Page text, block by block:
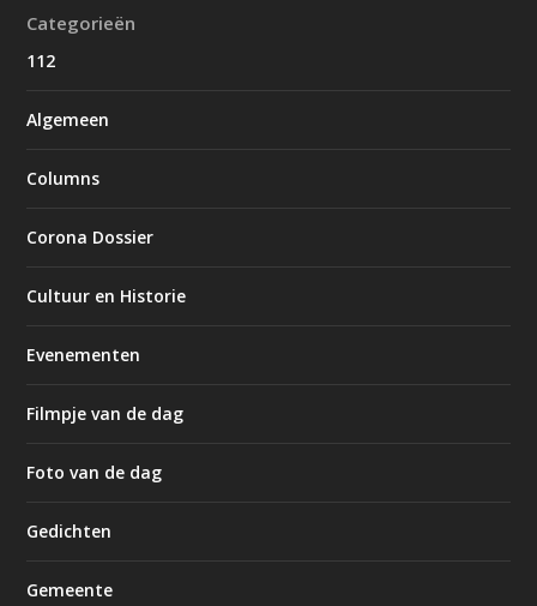
Categorieën
112
Algemeen
Columns
Corona Dossier
Cultuur en Historie
Evenementen
Filmpje van de dag
Foto van de dag
Gedichten
Gemeente